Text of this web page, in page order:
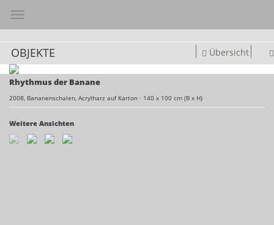
Toggle navigation
OBJEKTE Übersicht
Rhythmus der Banane
2008, Bananenschalen, Acrylharz auf Karton · 140 x 100 cm (B x H)
Weitere Ansichten